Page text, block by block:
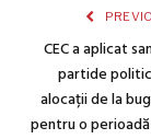
CEC a aplicat
partide
alocații de la
pentru o